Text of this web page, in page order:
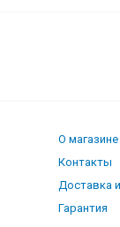
черный
О магазине
Контакты
Доставка
Гарантия